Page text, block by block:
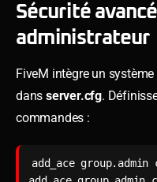
Sécurité
administrateur
FiveM intègre un
dans server.cfg.
commandes :
add_ace group.admin